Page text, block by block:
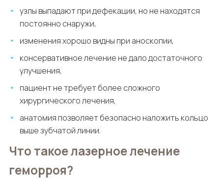
узлы выпадают при дефекации, но не находятся
постоянно снаружи,
изменения хорошо видны при аноскопии,
консервативное лечение не дало достаточного
улучшения,
пациент не требует более сложного
хирургического лечения,
анатомия позволяет безопасно наложить кольцо
выше зубчатой линии.
Что такое лазерное лечение
геморроя?